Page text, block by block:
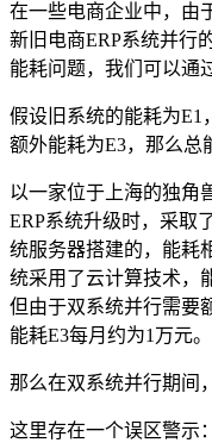
在一些电商企业中，由
新旧电商ERP系统并行
能耗问题，我们可以通
假设旧系统的能耗为E1
额外能耗为E3，那么总
以一家位于上海的独角
ERP系统升级时，采取
统服务器搭建的，能耗
统采用了云计算技术，
但由于双系统并行需要
能耗E3每月约为1万元。
那么在双系统并行期间
这里存在一个误区警示